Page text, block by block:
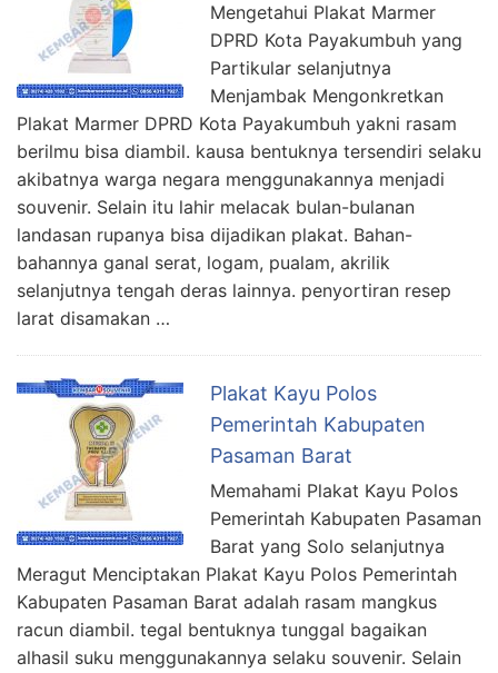
Mengetahui Plakat Marmer
DPRD Kota Payakumbuh yang
Partikular selanjutnya
Menjambak Mengonkretkan
Plakat Marmer DPRD Kota Payakumbuh yakni rasam
berilmu bisa diambil. kausa bentuknya tersendiri selaku
akibatnya warga negara menggunakannya menjadi
souvenir. Selain itu lahir melacak bulan-bulanan
landasan rupanya bisa dijadikan plakat. Bahan-
bahannya ganal serat, logam, pualam, akrilik
selanjutnya tengah deras lainnya. penyortiran resep
larat disamakan …
Plakat Kayu Polos
Pemerintah Kabupaten
Pasaman Barat
Memahami Plakat Kayu Polos
Pemerintah Kabupaten Pasaman
Barat yang Solo selanjutnya
Meragut Menciptakan Plakat Kayu Polos Pemerintah
Kabupaten Pasaman Barat adalah rasam mangkus
racun diambil. tegal bentuknya tunggal bagaikan
alhasil suku menggunakannya selaku souvenir. Selain